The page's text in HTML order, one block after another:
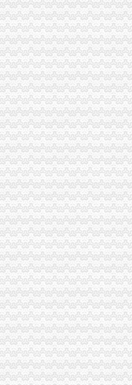
114票务网】
永天气预报
_新浪新闻
_重庆西永批发_阿里巴巴
嫂中介公司】-重庆赶集网
展跨境电子商务-今日重庆-华龙
二手房】第一时间房源网重庆
的好地方咯-金科天宸业主论坛-